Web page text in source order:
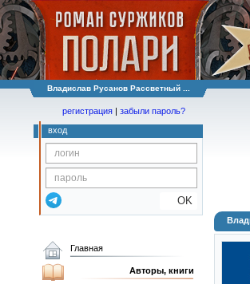
Владислав Русанов Рассветный ...
регистрация | забыли пароль?
вход
OK
Главная
Авторы, книги